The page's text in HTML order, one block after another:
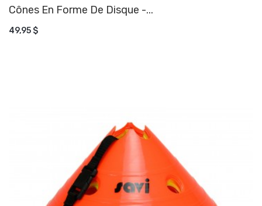
Cônes En Forme De Disque -...
49,95 $